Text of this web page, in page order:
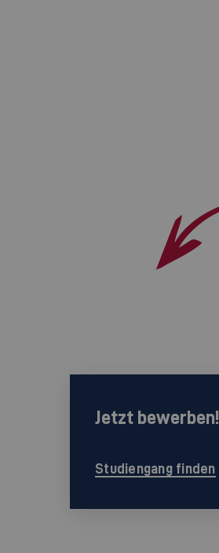
Jetzt bewerben!
Studiengang finden